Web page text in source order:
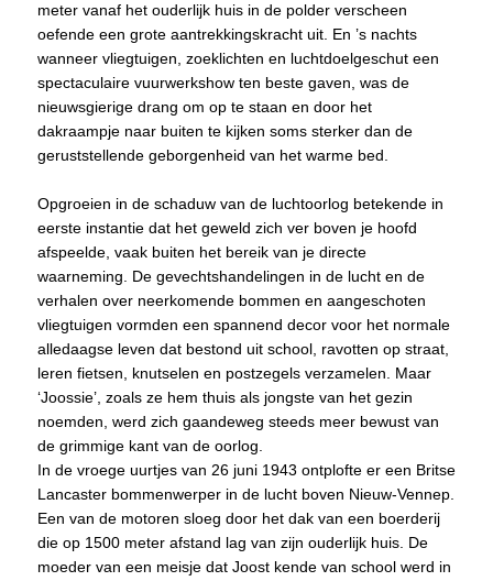
meter vanaf het ouderlijk huis in de polder verscheen
oefende een grote aantrekkingskracht uit. En ’s nachts
wanneer vliegtuigen, zoeklichten en luchtdoelgeschut een
spectaculaire vuurwerkshow ten beste gaven, was de
nieuwsgierige drang om op te staan en door het
dakraampje naar buiten te kijken soms sterker dan de
geruststellende geborgenheid van het warme bed.
Opgroeien in de schaduw van de luchtoorlog betekende in
eerste instantie dat het geweld zich ver boven je hoofd
afspeelde, vaak buiten het bereik van je directe
waarneming. De gevechtshandelingen in de lucht en de
verhalen over neerkomende bommen en aangeschoten
vliegtuigen vormden een spannend decor voor het normale
alledaagse leven dat bestond uit school, ravotten op straat,
leren fietsen, knutselen en postzegels verzamelen. Maar
‘Joossie’, zoals ze hem thuis als jongste van het gezin
noemden, werd zich gaandeweg steeds meer bewust van
de grimmige kant van de oorlog.
In de vroege uurtjes van 26 juni 1943 ontplofte er een Britse
Lancaster bommenwerper in de lucht boven Nieuw-Vennep.
Een van de motoren sloeg door het dak van een boerderij
die op 1500 meter afstand lag van zijn ouderlijk huis. De
moeder van een meisje dat Joost kende van school werd in